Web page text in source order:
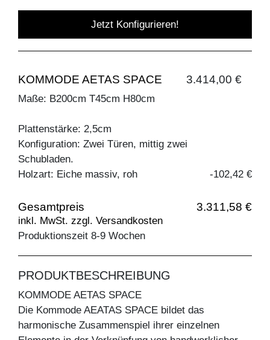
Jetzt Konfigurieren!
KOMMODE AETAS SPACE 3.414,00 €
Maße: B200cm T45cm H80cm
Plattenstärke: 2,5cm
Konfiguration: Zwei Türen, mittig zwei
Schubladen.
Holzart: Eiche massiv, roh
-102,42 €
Gesamtpreis 3.311,58 €
inkl. MwSt. zzgl. Versandkosten
Produktionszeit 8-9 Wochen
PRODUKTBESCHREIBUNG
KOMMODE AETAS SPACE
Die Kommode AEATAS SPACE bildet das
harmonische Zusammenspiel ihrer einzelnen